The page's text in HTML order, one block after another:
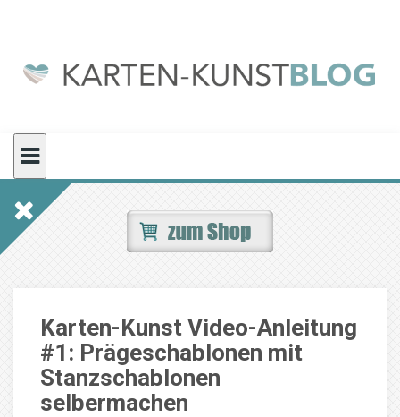
Karten-Kunst Video-Anleitung
#1: Prägeschablonen mit
Stanzschablonen
selbermachen